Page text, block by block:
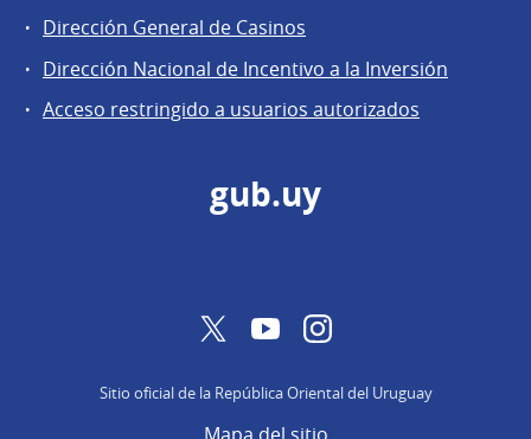
Dirección
General
de
Secretaría
Dirección General de Casinos
Dirección Nacional de Incentivo a la Inversión
Acceso restringido a usuarios autorizados
gub.uy
TwitterYouTubeInstagram
Sitio oficial de la República Oriental del Uruguay